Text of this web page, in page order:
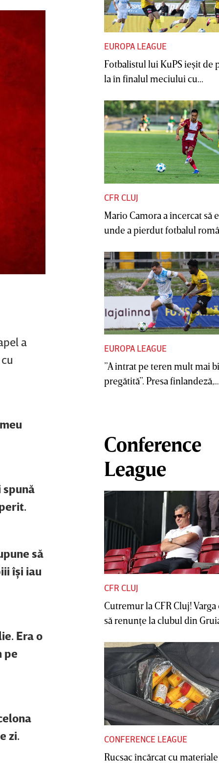
a
să
îşi iau
Era o
pe
zi.
EUROPA LEAGUE
Fotbalistul lui KuPS ieşit de
la în finalul meciului cu...
CFR CLUJ
Mario Camora a încercat să
unde a pierdut fotbalul
EUROPA LEAGUE
”A intrat pe teren mult mai
pregătită”. Presa
Conference
League
CFR CLUJ
Cutremur la CFR Cluj! Varga
să renunţe la clubul din
CONFERENCE LEAGUE
Rucsac încărcat cu materiale